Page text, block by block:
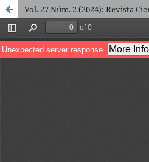
Vol. 27 Núm. 2 (2024): Revista